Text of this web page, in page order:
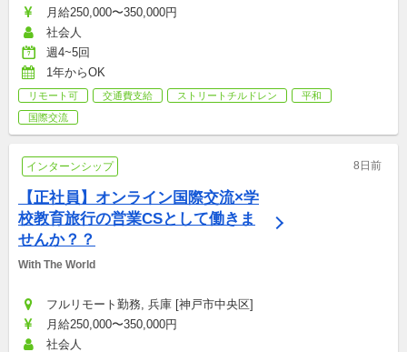
月給250,000〜350,000円
社会人
週4~5回
1年からOK
リモート可 交通費支給 ストリートチルドレン
平和
国際交流
インターンシップ 8日前
【正社員】オンライン国際交流×学
校教育旅行の営業CSとして働きま
せんか？？
With The World
フルリモート勤務, 兵庫 [神戸市中央区]
月給250,000〜350,000円
社会人